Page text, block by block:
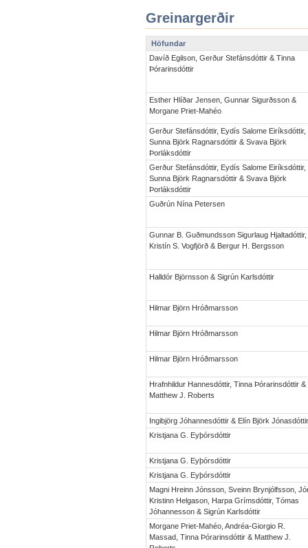
Greinargerðir
Höfundar
Davíð Egilson, Gerður Stefánsdóttir & Tinna
Þórarinsdóttir
Esther Hlíðar Jensen, Gunnar Sigurðsson &
Morgane Priet-Mahéo
Gerður Stefánsdóttir, Eydís Salome Eiríksdóttir,
Sunna Björk Ragnarsdóttir & Svava Björk
Þorláksdóttir
Gerður Stefánsdóttir, Eydís Salome Eiríksdóttir,
Sunna Björk Ragnarsdóttir & Svava Björk
Þorláksdóttir
Guðrún Nína Petersen
Gunnar B. Guðmundsson Sigurlaug Hjaltadóttir,
Kristín S. Vogfjörð & Bergur H. Bergsson
Halldór Björnsson & Sigrún Karlsdóttir
Hilmar Björn Hróðmarsson
Hilmar Björn Hróðmarsson
Hilmar Björn Hróðmarsson
Hrafnhildur Hannesdóttir, Tinna Þórarinsdóttir &
Matthew J. Roberts
Ingibjörg Jóhannesdóttir & Elín Björk
Kristjana G. Eyþórsdóttir
Kristjana G. Eyþórsdóttir
Kristjana G. Eyþórsdóttir
Magni Hreinn Jónsson, Sveinn Brynjólfsson,
Kristinn Helgason, Harpa Grímsdóttir, Tómas
Jóhannesson & Sigrún Karlsdóttir
Morgane Priet-Mahéo, Andréa-Giorgio R.
Massad, Tinna Þórarinsdóttir & Matthew J.